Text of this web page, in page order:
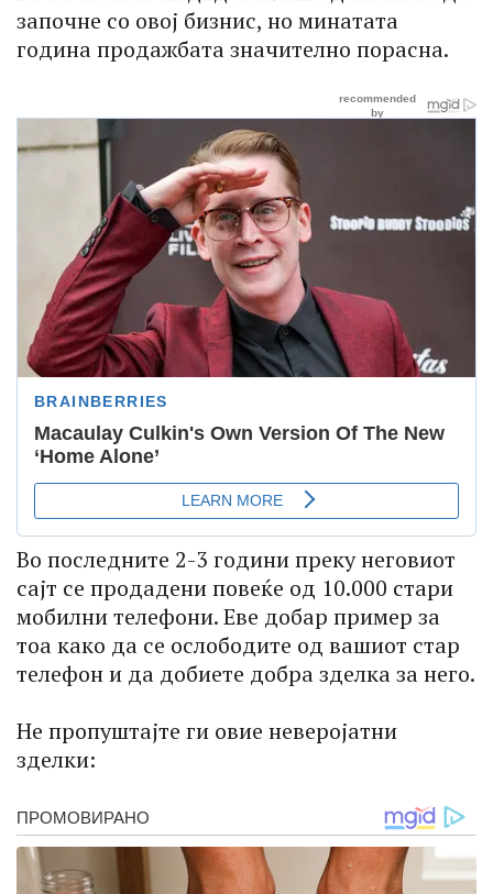
започне со овој бизнис, но минатата
година продажбата значително порасна.
Во последните 2-3 години преку неговиот
сајт се продадени повеќе од 10.000 стари
мобилни телефони. Еве добар пример за
тоа како да се ослободите од вашиот стар
телефон и да добиете добра зделка за него.
Не пропуштајте ги овие неверојатни
зделки: